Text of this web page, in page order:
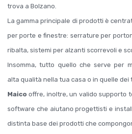
trova a Bolzano.
La gamma principale di prodotti è
per porte e finestre: serrature per
ribalta, sistemi per alzanti scorrevoli e
Insomma, tutto quello che serve per
alta qualità nella tua casa o in quelle dei
Maico offre, inoltre, un valido supporto
software che aiutano progettisti e
distinta base dei prodotti che